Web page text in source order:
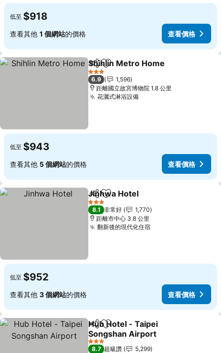
低至 $918
查看其他 1 個網站的價格 查看價格
分享 加入我的最愛
Shihlin Metro Home
3 星級
6.9
1,596
距離國立故宮博物院 1.8 公里
花灑式淋浴設備查看價格
低至 $943
查看其他 5 個網站的價格 查看價格
分享 加入我的最愛
Jinhwa Hotel
3 星級
8.1 非常好
1,770
距離市中心 3.8 公里
翻新後的現代化住宿查看價格
低至 $952
查看其他 3 個網站的價格 查看價格
分享 加入我的最愛
Hub Hotel - Taipei
Songshan Airport
查看價格
3 星級
8.7 超級讚
5,299